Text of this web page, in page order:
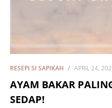
RESEPI SI SAPIKAH APRIL 24,
AYAM BAKAR
SEDAP!